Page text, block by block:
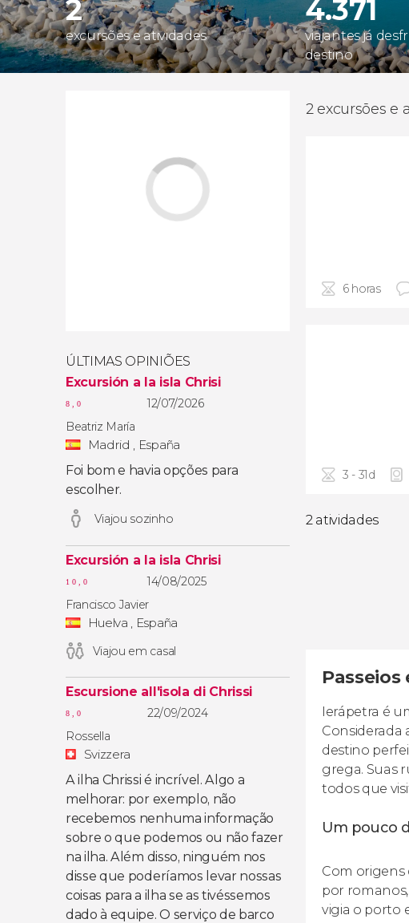
2
excursões e atividades
4.371
viajantes já
destino
ÚLTIMAS OPINIÕES
Excursión a la isla Chrisi
8,0
12/07/2026
Beatriz María
Madrid , España
Foi bom e havia opções para
escolher.
Viajou sozinho
Excursión a la isla Chrisi
10,0
14/08/2025
Francisco Javier
Huelva , España
Viajou em casal
Escursione all'isola di Chrissi
8,0
22/09/2024
Rossella
Svizzera
A ilha Chrissi é incrível. Algo a
melhorar: por exemplo, não
recebemos nenhuma informação
sobre o que podemos ou não fazer
na ilha. Além disso, ninguém nos
disse que poderíamos levar nossas
coisas para a ilha se as tivéssemos
dado à equipe. O serviço de barco
2 excursões e
6 horas
3 - 31d
2 atividades
Ierápetra é
Considerada
destino
grega. Suas
todos que
Um pouco
Com origens
por
vigia o porto